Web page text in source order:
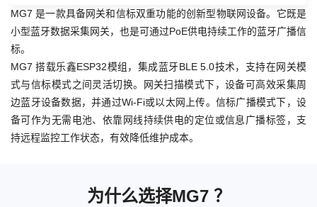
MG7 是一款具备网关和信标双重功能的创新型物联网设备。它既是
小型蓝牙数据采集网关，也是可通过PoE供电持续工作的蓝牙广播信
标。
MG7 搭载乐鑫ESP32模组，集成蓝牙BLE 5.0技术，支持在网关模
式与信标模式之间灵活切换。网关扫描模式下，设备可高效采集周
边蓝牙设备数据，并通过Wi-Fi或以太网上传。信标广播模式下，设
备可作为无需电池、依靠网线持续供电的定位或信息广播标签，支
持远程监控工作状态，有效降低维护成本。
为什么选择MG7 ？